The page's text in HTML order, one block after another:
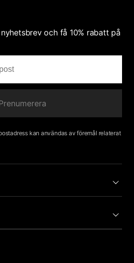
och få 10% rabatt på
kan användas av föremål relaterat